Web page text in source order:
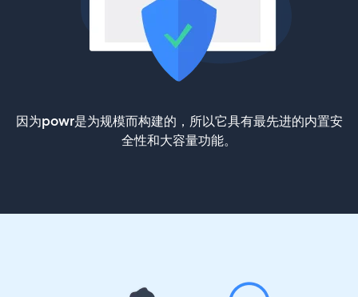
因为powr是为规模而构建的，所以它具有最先进的内置安
全性和大容量功能。